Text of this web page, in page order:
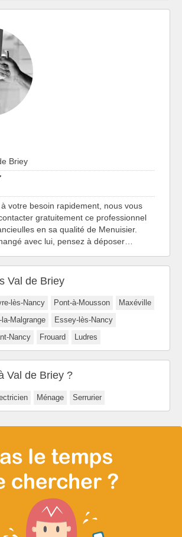
Briey
votre besoin rapidement, nous vous
gratuitement ce professionnel
en sa qualité de Menuisier.
avec lui, pensez à déposer…
Val de Briey
lès-Nancy Pont-à-Mousson
Maxéville
Malgrange
Essey-lès-Nancy
Nancy
Frouard Ludres
Val de Briey ?
Ménage Serrurier